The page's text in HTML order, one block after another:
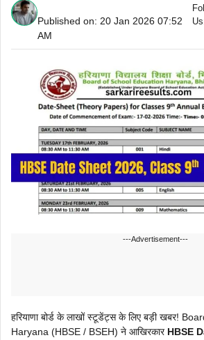
Published on: 20 Jan 2026 07:52
AM
---Advertisement---
हरियाणा बोर्ड के लाखों स्टूडेंट्स के लिए बड़ी खबर!
Haryana (HBSE / BSEH) ने आखिरकार HBSE